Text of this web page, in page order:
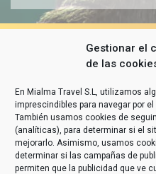
Gestionar el
de las
En Mialma Travel S.L, utilizamos
imprescindibles para navegar por
También usamos cookies de
(analíticas), para determinar si el
mejorarlo. Asimismo, usamos
determinar si las campañas de
permiten que la publicidad que ve